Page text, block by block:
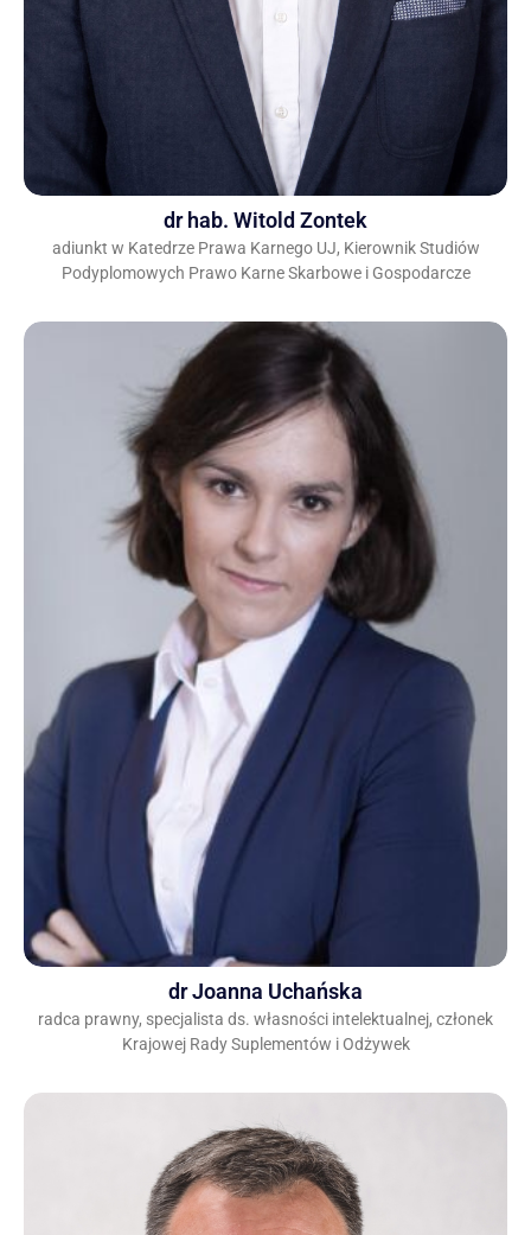
dr hab. Witold Zontek
adiunkt w Katedrze Prawa Karnego UJ, Kierownik Studiów
Podyplomowych Prawo Karne Skarbowe i Gospodarcze
dr Joanna Uchańska
radca prawny, specjalista ds. własności intelektualnej, członek
Krajowej Rady Suplementów i Odżywek